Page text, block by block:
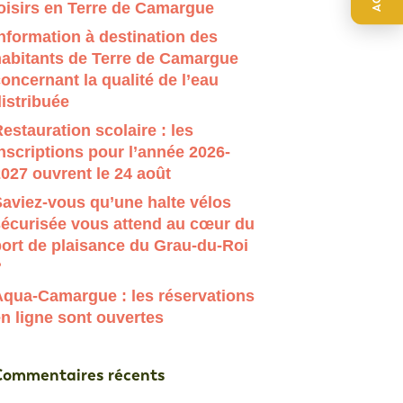
entrer pour aller à la page désirée.
en Terre de Camargue
à destination des
de Terre de Camargue
la qualité de l’eau
scolaire : les
pour l’année 2026-
ouvrent le 24 août
vous qu’une halte vélos
vous attend au cœur du
de plaisance du Grau-du-Roi
Camargue : les réservations
ligne sont ouvertes
récents